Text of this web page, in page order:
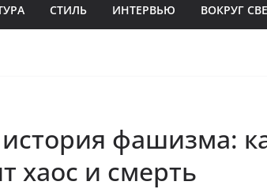
СТИЛЬ ИНТЕРВЬЮ ВОКРУГ
история фашизма:
хаос и смерть